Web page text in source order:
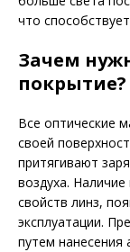
что
Зачем
покрытие?
Все оптические
своей
притягивают
воздуха.
свойств линз,
эксплуатации.
путем нанесения